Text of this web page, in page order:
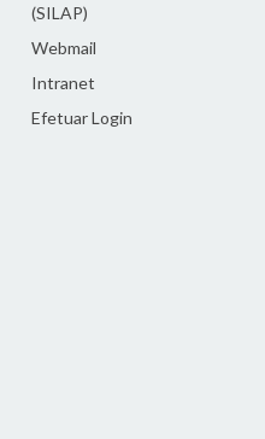
(SILAP)
Webmail
Intranet
Efetuar Login